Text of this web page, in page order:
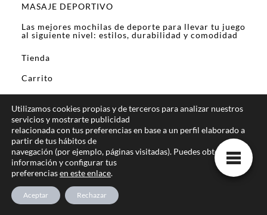
MASAJE DEPORTIVO
Las mejores mochilas de deporte para llevar tu juego
al siguiente nivel: estilos, durabilidad y comodidad
Tienda
Carrito
Mi cuenta
Tienda de Aloe Vera
Emprende tu negocio con Forever Living:
Oportunidad de éxito y bienestar
Política de devoluciones y reembolsos
Utilizamos cookies propias y de terceros para analizar nuestros
servicios y mostrarte publicidad
relacionada con tus preferencias en base a un perfil elaborado a
partir de tus hábitos de
navegación (por ejemplo, páginas visitadas). Puedes obtener más
información y configurar tus
preferenciasen este enlace.
Aceptar Rechazar